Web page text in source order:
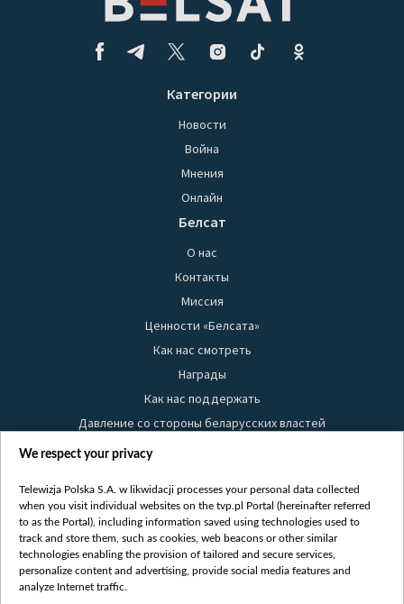
Категории
Новости
Война
Мнения
Онлайн
Белсат
О нас
Контакты
Миссия
Ценности «Белсата»
Как нас смотреть
Награды
Как нас поддержать
Давление со стороны беларусских властей
Правила использования материалов
Безопасность
Youtube
Белсат news
Белсат Life
We respect your privacy
Telewizja Polska S.A. w likwidacji processes your personal data collected
when you visit individual websites on the tvp.pl Portal (hereinafter referred
to as the Portal), including information saved using technologies used to
track and store them, such as cookies, web beacons or other similar
technologies enabling the provision of tailored and secure services,
personalize content and advertising, provide social media features and
analyze Internet traffic.